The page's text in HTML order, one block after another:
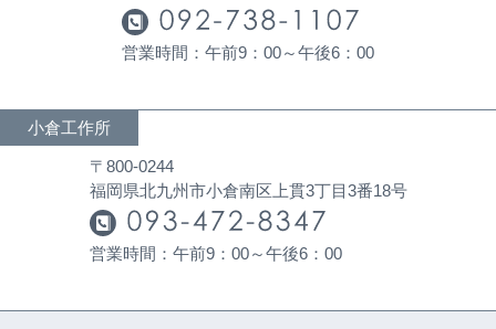
営業時間：午前9：00～午後6：00
小倉工作所
〒800-0244
福岡県北九州市小倉南区上貫3丁目3番18号
営業時間：午前9：00～午後6：00